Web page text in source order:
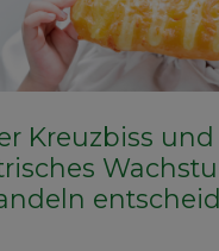
Kreuzbiss und